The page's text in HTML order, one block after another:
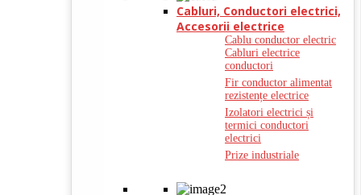
Cabluri, Conductori electrici,
Accesorii electrice
Cablu conductor electric
Cabluri electrice
conductori
Fir conductor alimentat
rezistențe electrice
Izolatori electrici și
termici conductori
electrici
Prize industriale